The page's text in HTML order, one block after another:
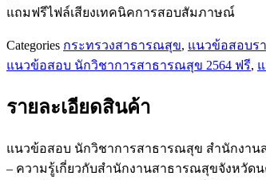
แถมฟรีไฟล์เสียงเทคนิคการสอบสัมภาษณ์
Categories กระทรวงสาธารณสุข, แนวข้อสอบร
แนวข้อสอบ นักวิชาการสาธารณสุข 2564 ฟรี,
รายละเอียดสินค้า
แนวข้อสอบ นักวิชาการสาธารณสุข สำนักงา
– ความรู้เกี่ยวกับสำนักงานสาธารณสุขจังหวัด